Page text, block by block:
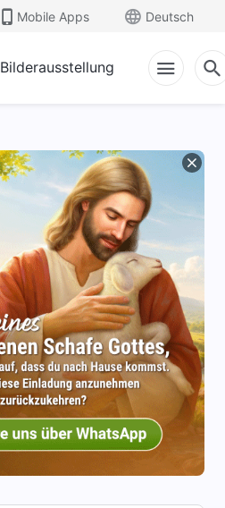
Mobile Apps Deutsch
Bilderausstellung